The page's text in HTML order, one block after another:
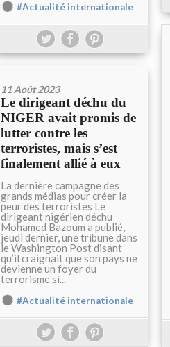
#Actualité internationale
11 Août 2023
Le dirigeant déchu du
NIGER avait promis de
lutter contre les
terroristes, mais s’est
finalement allié à eux
La dernière campagne des
grands médias pour créer la
peur des terroristes Le
dirigeant nigérien déchu
Mohamed Bazoum a publié,
jeudi dernier, une tribune dans
le Washington Post disant
qu’il craignait que son pays ne
devienne un foyer du
terrorisme si...
#Actualité internationale